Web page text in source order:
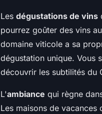
Les dégustations de vins
pourrez goûter des vins
domaine viticole a sa
dégustation unique. Vous
découvrir les subtilités du
L'ambiance qui règne
Les maisons de